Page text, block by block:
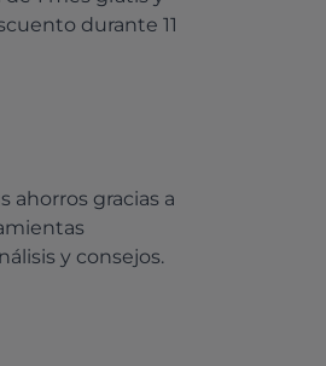
durante 11
ahorros gracias a
y consejos.